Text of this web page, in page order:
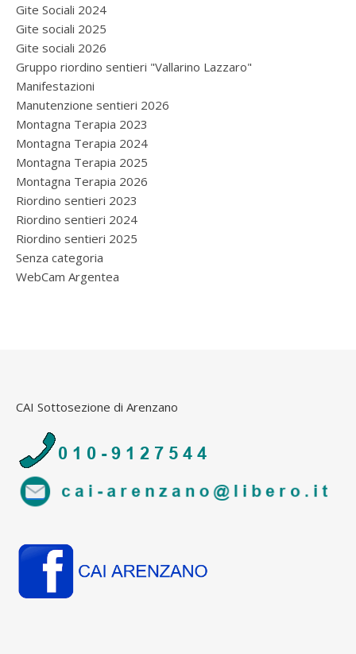
Gite Sociali 2024
Gite sociali 2025
Gite sociali 2026
Gruppo riordino sentieri "Vallarino Lazzaro"
Manifestazioni
Manutenzione sentieri 2026
Montagna Terapia 2023
Montagna Terapia 2024
Montagna Terapia 2025
Montagna Terapia 2026
Riordino sentieri 2023
Riordino sentieri 2024
Riordino sentieri 2025
Senza categoria
WebCam Argentea
CAI Sottosezione di Arenzano